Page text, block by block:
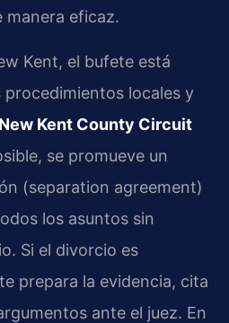
manera eficaz.
Kent, el bufete está
locales y
New Kent County Circuit
se promueve un
(separation agreement)
los asuntos sin
Si el divorcio es
prepara la evidencia, cita
ante el juez. En